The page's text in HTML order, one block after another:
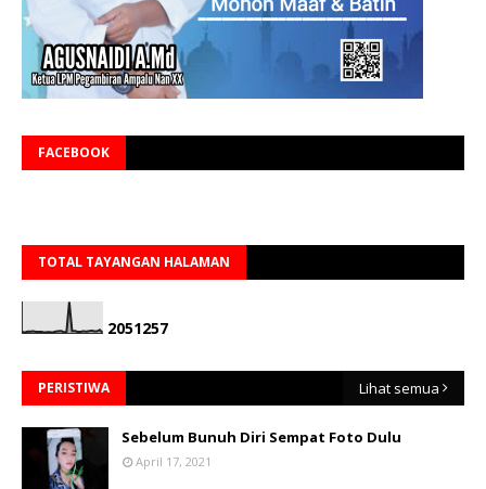
FACEBOOK
TOTAL TAYANGAN HALAMAN
2051257
PERISTIWA Lihat semua
Sebelum Bunuh Diri Sempat Foto Dulu
April 17, 2021